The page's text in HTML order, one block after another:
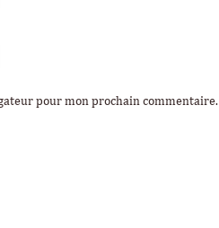
pour mon prochain commentaire.